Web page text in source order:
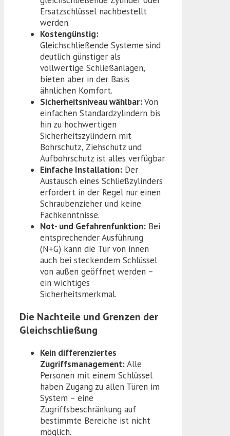
Ersatzschlüssel nachbestellt
werden.
Kostengünstig:
Gleichschließende Systeme sind
deutlich günstiger als
vollwertige Schließanlagen,
bieten aber in der Basis
ähnlichen Komfort.
Sicherheitsniveau wählbar:Von
einfachen Standardzylindern bis
hin zu hochwertigen
Sicherheitszylindern mit
Bohrschutz, Ziehschutz und
Aufbohrschutz ist alles verfügbar.
Einfache Installation: Der
Austausch eines Schließzylinders
erfordert in der Regel nur einen
Schraubenzieher und keine
Fachkenntnisse.
Not- und Gefahrenfunktion: Bei
entsprechender Ausführung
(N+G) kann die Tür von innen
auch bei steckendem Schlüssel
von außen geöffnet werden –
ein wichtiges
Sicherheitsmerkmal.
Die Nachteile und Grenzen der
Gleichschließung
Kein differenziertes
Zugriffsmanagement:Alle
Personen mit einem Schlüssel
haben Zugang zu allen Türen im
System – eine
Zugriffsbeschränkung auf
bestimmte Bereiche ist nicht
möglich.